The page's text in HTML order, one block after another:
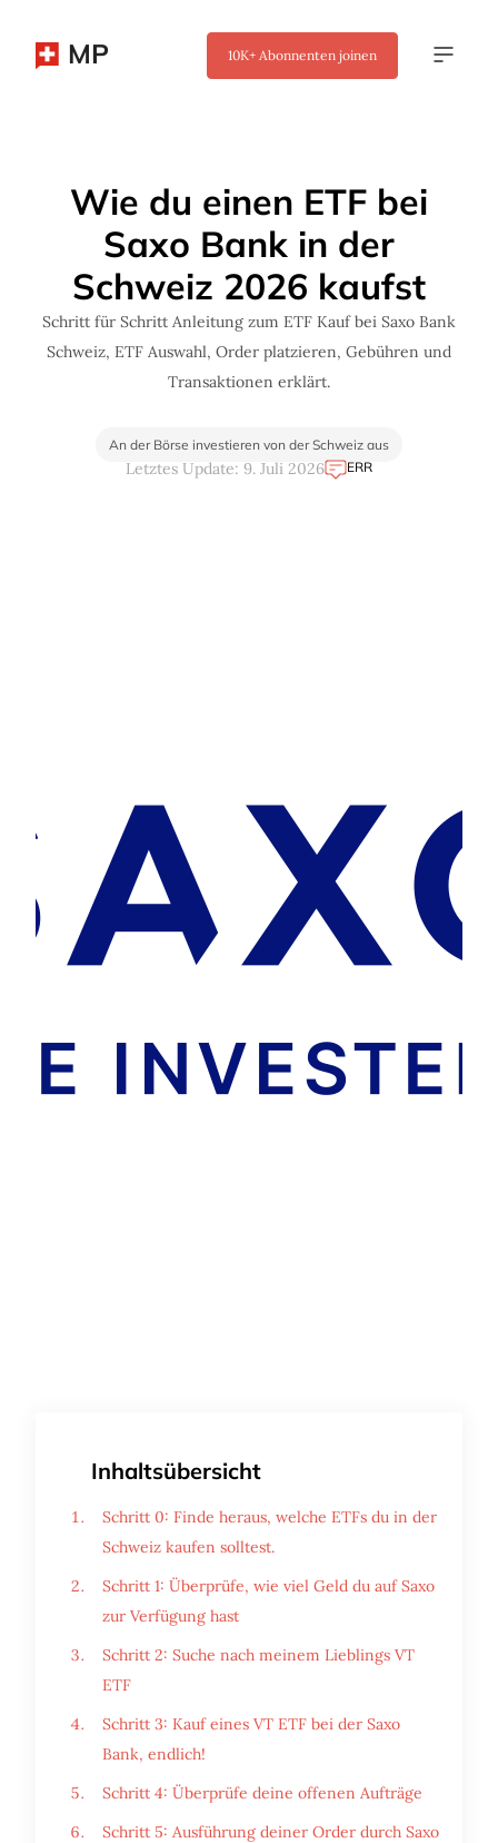
MP 10K+ Abonnenten joinen
Wie du einen ETF bei
Saxo Bank in der
Schweiz 2026 kaufst
Schritt für Schritt Anleitung zum ETF Kauf bei Saxo Bank
Schweiz, ETF Auswahl, Order platzieren, Gebühren und
Transaktionen erklärt.
An der Börse investieren von der Schweiz aus
Letztes Update: 9. Juli 2026 ERR
Inhaltsübersicht
Schritt 0: Finde heraus, welche ETFs du in der
Schweiz kaufen solltest.
Schritt 1: Überprüfe, wie viel Geld du auf Saxo
zur Verfügung hast
Schritt 2: Suche nach meinem Lieblings VT
ETF
Schritt 3: Kauf eines VT ETF bei der Saxo
Bank, endlich!
Schritt 4: Überprüfe deine offenen Aufträge
Schritt 5: Ausführung deiner Order durch Saxo